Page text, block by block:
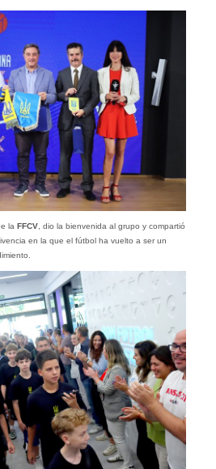
la FFCV, dio la bienvenida al grupo y compartió
en la que el fútbol ha vuelto a ser un